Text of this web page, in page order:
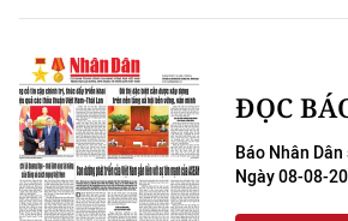
ĐỌC
Báo Nhân Dân
Ngày 08-08-